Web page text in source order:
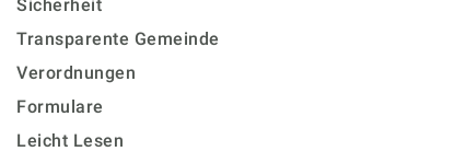
Sicherheit
Transparente Gemeinde
Verordnungen
Formulare
Leicht Lesen